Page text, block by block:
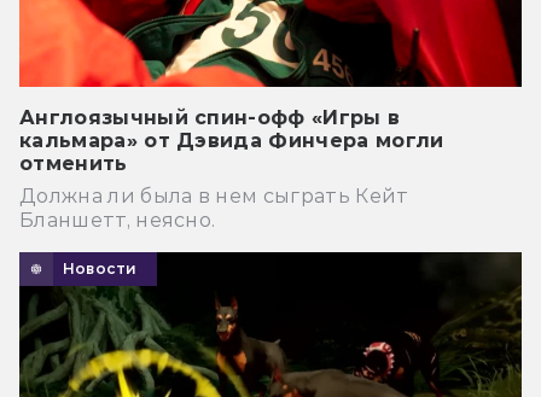
Англоязычный спин-офф «Игры в
кальмара» от Дэвида Финчера могли
отменить
Должна ли была в нем сыграть Кейт
Бланшетт, неясно.
Новости